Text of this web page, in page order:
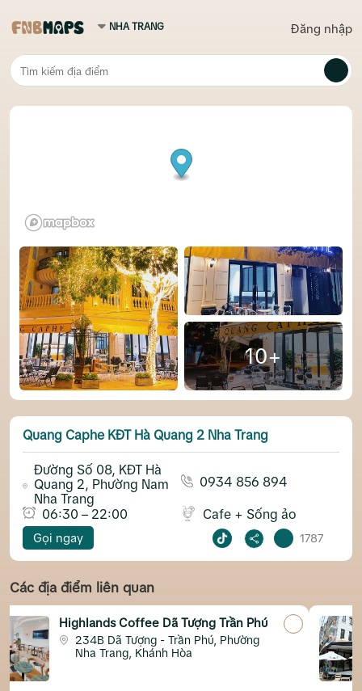
Đăng nhập
10+
Quang Caphe KĐT Hà Quang 2 Nha Trang
Đường Số 08, KĐT Hà
Quang 2, Phường Nam
Nha Trang
0934 856 894
06:30 – 22:00 Cafe + Sống ảo
Gọi ngay 1787
Các địa điểm liên quan
Tượng Trần Phú
Trần Phú, Phường
Hòa
Cat Coffee & More
Trần Nhật Duật Nối
cafe Mango)